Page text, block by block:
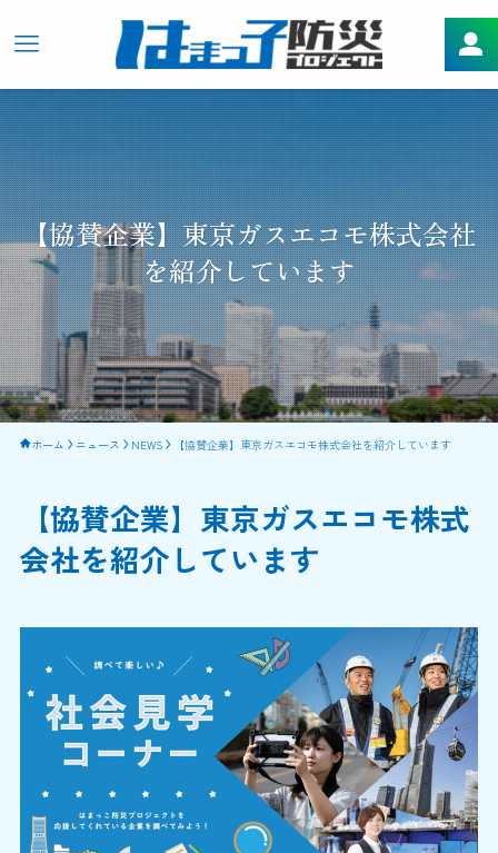
【協賛企業】東京ガスエコモ株式会社
を紹介しています
ホーム ニュース NEWS 【協賛企業】東京ガスエコモ株式会社を紹介しています
【協賛企業】東京ガスエコモ株式
会社を紹介しています